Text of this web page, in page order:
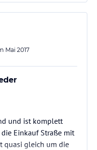
Mai 2017
und ist komplett
Einkauf Straße mit
quasi gleich um die